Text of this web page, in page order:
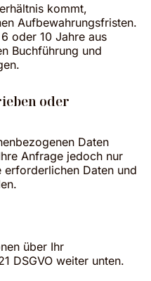
kommt,
Aufbewahrungsfristen.
oder 10 Jahre aus
Buchführung und
oder
Daten
Anfrage jedoch nur
Daten und
über Ihr
DSGVO weiter unten.